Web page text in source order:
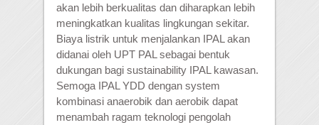
akan lebih berkualitas dan diharapkan lebih
meningkatkan kualitas lingkungan sekitar.
Biaya listrik untuk menjalankan IPAL akan
didanai oleh UPT PAL sebagai bentuk
dukungan bagi sustainability IPAL kawasan.
Semoga IPAL YDD dengan system
kombinasi anaerobik dan aerobik dapat
menambah ragam teknologi pengolah